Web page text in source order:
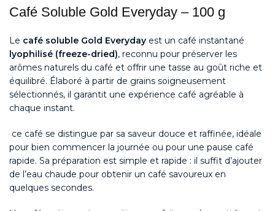
Café Soluble Gold Everyday – 100 g
Le café soluble Gold Everyday est un café instantané
lyophilisé (freeze-dried), reconnu pour préserver les
arômes naturels du café et offrir une tasse au goût riche et
équilibré. Élaboré à partir de grains soigneusement
sélectionnés, il garantit une expérience café agréable à
chaque instant.
ce café se distingue par sa saveur douce et raffinée, idéale
pour bien commencer la journée ou pour une pause café
rapide. Sa préparation est simple et rapide : il suffit d’ajouter
de l’eau chaude pour obtenir un café savoureux en
quelques secondes.